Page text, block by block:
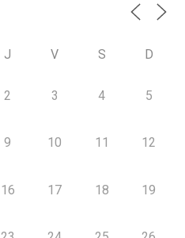
J V S D
2 3 4 5
9 10 11 12
16 17 18 19